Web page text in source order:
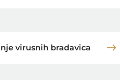
virusnih bradavica